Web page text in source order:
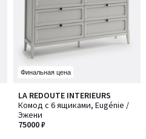
Финальная цена
LA REDOUTE INTERIEURS
Комод с 6 ящиками, Eugénie /
Эжени
75000 ₽
3,4
/ 5